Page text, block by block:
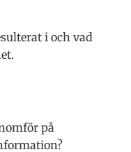
i och vad
på